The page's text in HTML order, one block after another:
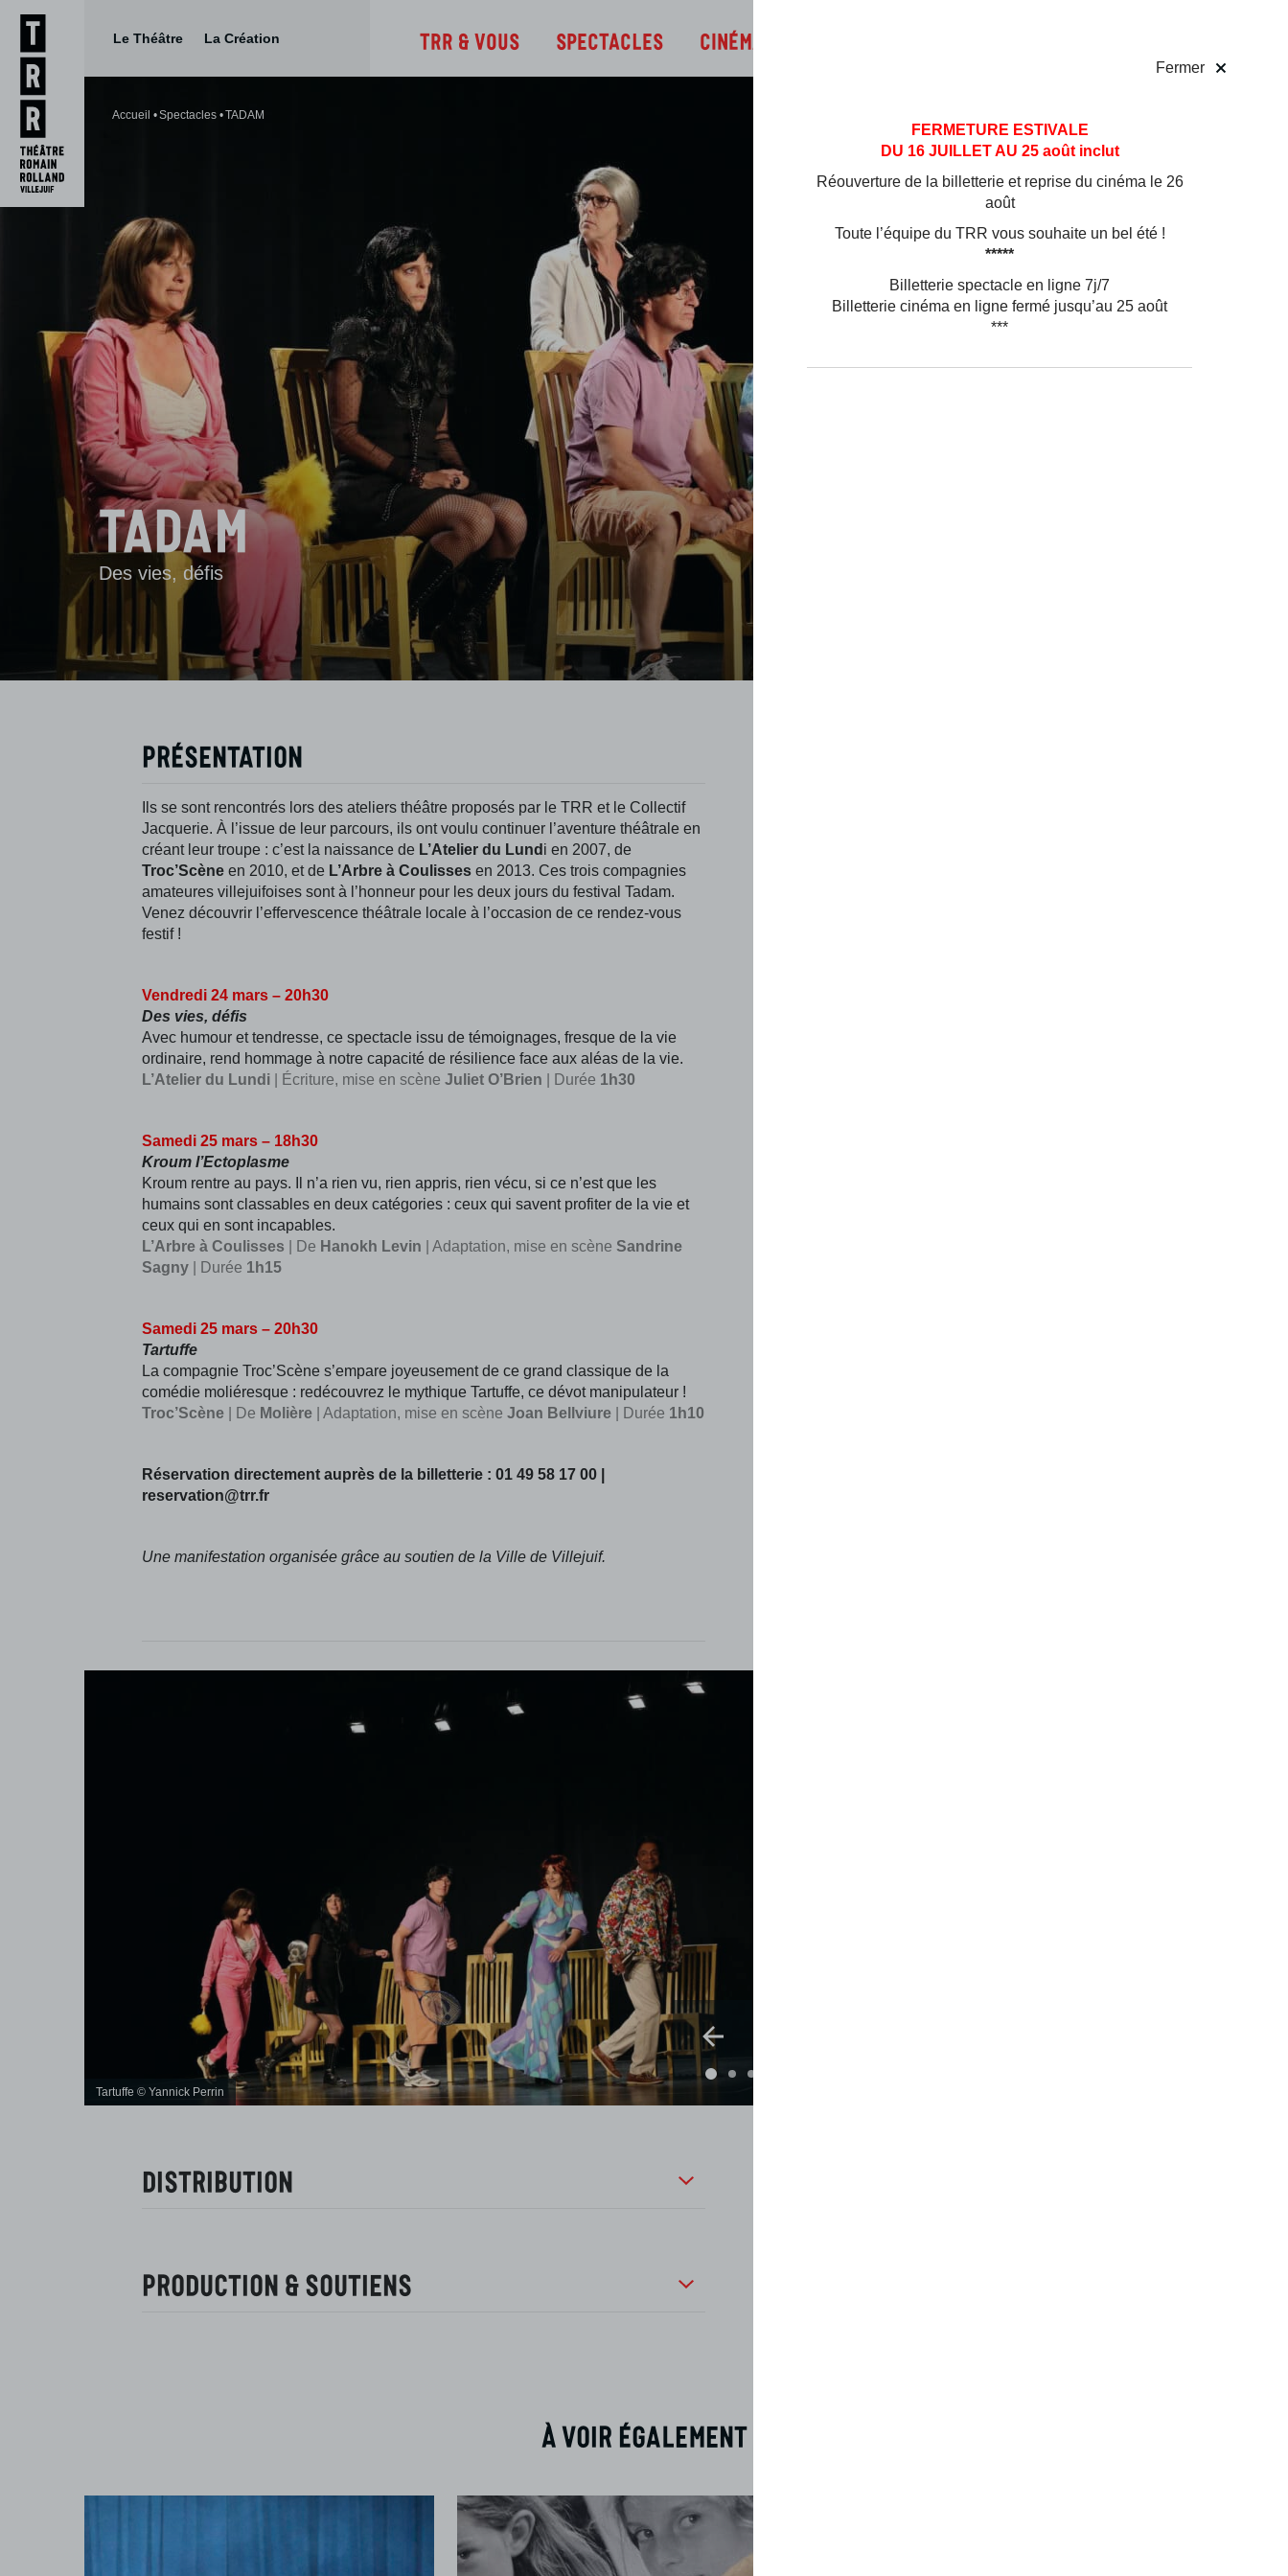
Aller
au
menu
Aller au
contenu
Fermer
FERMETURE ESTIVALE
DU 16 JUILLET AU 25 août inclut
Réouverture de la billetterie et reprise du cinéma le 26
août
Toute l’équipe du TRR vous souhaite un bel été !
*****
Billetterie spectacle en ligne 7j/7
Billetterie cinéma en ligne fermé jusqu’au 25 août
***
Le Théâtre La Création TRR & Vous Spectacles Cinéma
TADAM
Des vies, défis
Accueil Spectacles TADAM
Présentation
Ils se sont rencontrés lors des ateliers théâtre proposés par le TRR et le Collectif
Jacquerie. À l’issue de leur parcours, ils ont voulu continuer l’aventure théâtrale en
créant leur troupe : c’est la naissance de L’Atelier du Lund i en 2007, de
Troc’Scène en 2010, et de L’Arbre à Coulisses en 2013. Ces trois compagnies
amateures villejuifoises sont à l’honneur pour les deux jours du festival Tadam.
Venez découvrir l’effervescence théâtrale locale à l’occasion de ce rendez-vous
festif !
Vendredi 24 mars – 20h30
Des vies, défis
Avec humour et tendresse, ce spectacle issu de témoignages, fresque de la vie
ordinaire, rend hommage à notre capacité de résilience face aux aléas de la vie.
L’Atelier du Lundi | Écriture, mise en scène Juliet O’Brien | Durée 1h30
Samedi 25 mars – 18h30
Kroum l’Ectoplasme
Kroum rentre au pays. Il n’a rien vu, rien appris, rien vécu, si ce n’est que les
humains sont classables en deux catégories : ceux qui savent profiter de la vie et
ceux qui en sont incapables.
L’Arbre à Coulisses | De Hanokh Levin | Adaptation, mise en scène Sandrine
Sagny
| Durée 1h15
Samedi 25 mars – 20h30
Tartuffe
La compagnie Troc’Scène s’empare joyeusement de ce grand classique de la
comédie moliéresque : redécouvrez le mythique Tartuffe, ce dévot manipulateur !
Troc’Scène | De Molière | Adaptation, mise en scène Joan Bellviure | Durée 1h10
Réservation directement auprès de la billetterie : 01 49 58 17 00 |
reservation@trr.fr
Une manifestation organisée grâce au soutien de la Ville de Villejuif.
Tartuffe © Yannick Perrin
Distribution
Production & Soutiens
À voir également
Théâtre
Beaucoup de bruit pour rien